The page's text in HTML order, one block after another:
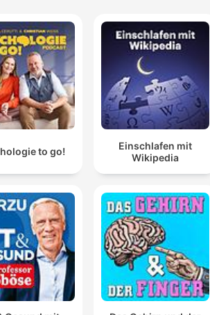
to go!
Einschlafen mit
Wikipedia